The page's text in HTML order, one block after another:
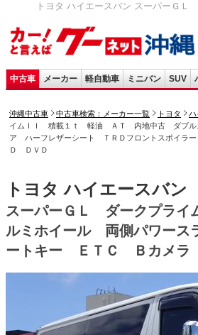
トヨタ ハイエースバン スーパー
中古車 メーカー 軽自動車 ミニバン SUV
沖縄中古車 中古車検索：メーカー一覧 トヨタ ハ
イムＩＩ 積載１ｔ 軽油 ＡＴ 内地中古 ダブル
ア ハーフレザーシート ＴＲＤフロントスポイ
Ｄ ＤＶＤ
トヨタ ハイエースバン
スーパーＧＬ ダークプラ
ルミホイール 両側パワー
ートキー ＥＴＣ Ｂカメ